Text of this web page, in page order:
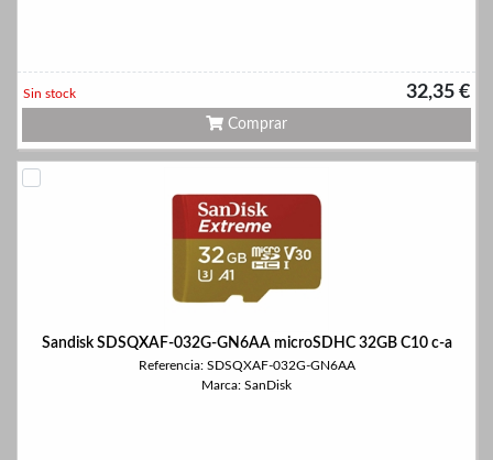
32,35 €
Sin stock
Comprar
Sandisk SDSQXAF-032G-GN6AA microSDHC 32GB C10 c-a
Referencia: SDSQXAF-032G-GN6AA
Marca: SanDisk